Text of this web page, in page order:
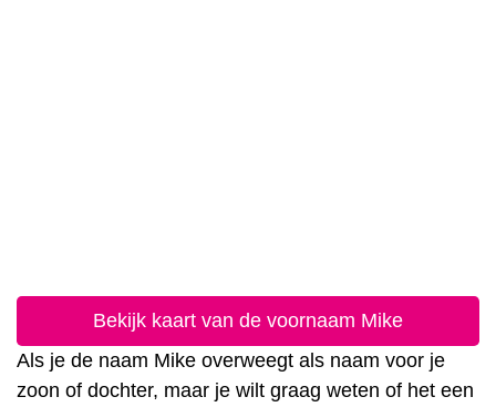
Bekijk kaart van de voornaam Mike
Als je de naam Mike overweegt als naam voor je
zoon of dochter, maar je wilt graag weten of het een